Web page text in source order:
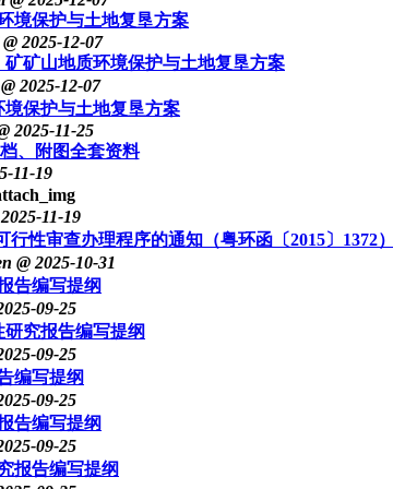
境保护与土地复垦方案
@ 2025-12-07
矿山地质环境保护与土地复垦方案
2025-12-07
保护与土地复垦方案
2025-11-25
、附图全套资料
11-19
11-19
性审查办理程序的通知（粤环函〔2015〕1372
@ 2025-10-31
告编写提纲
09-25
究报告编写提纲
09-25
编写提纲
09-25
告编写提纲
09-25
报告编写提纲